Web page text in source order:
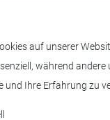
auf unserer
während andere
und Ihre Erfahrung zu